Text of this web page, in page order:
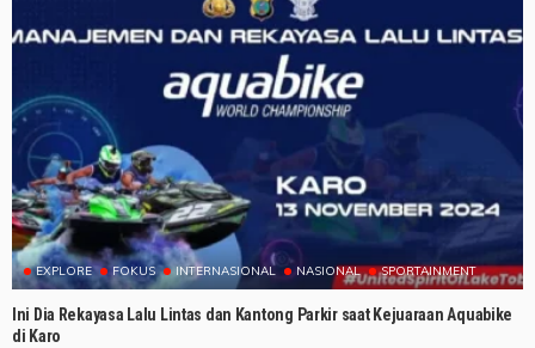
EXPLORE FOKUS INTERNASIONAL NASIONAL SPORTAINMENT
Ini Dia Rekayasa Lalu Lintas dan Kantong Parkir saat Kejuaraan Aquabike
di Karo